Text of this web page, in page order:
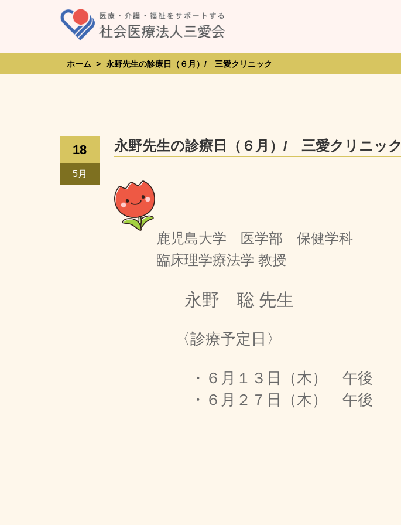
ホーム > 永野先生の診療日（６月）/ 三愛クリニック
18
5月
永野先生の診療日（６月）/ 三愛クリニック
鹿児島大学 医学部 保健学科
臨床理学療法学 教授
永野 聡 先生
〈診療予定日〉
・６月１３日（木） 午後
・６月２７日（木） 午後